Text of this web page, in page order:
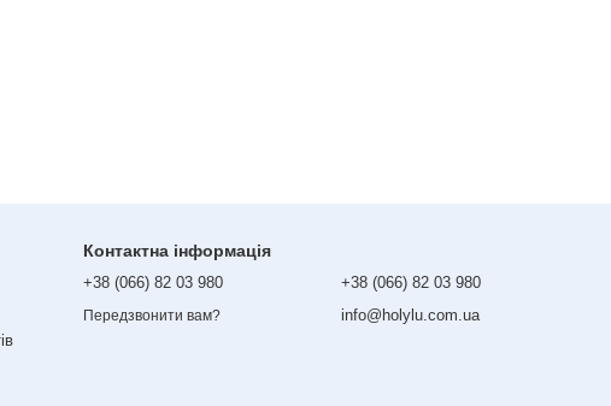
Контактна інформація
+38 (066) 82 03 980
Передзвонити вам?
+38 (066) 82 03 980
info@holylu.com.ua